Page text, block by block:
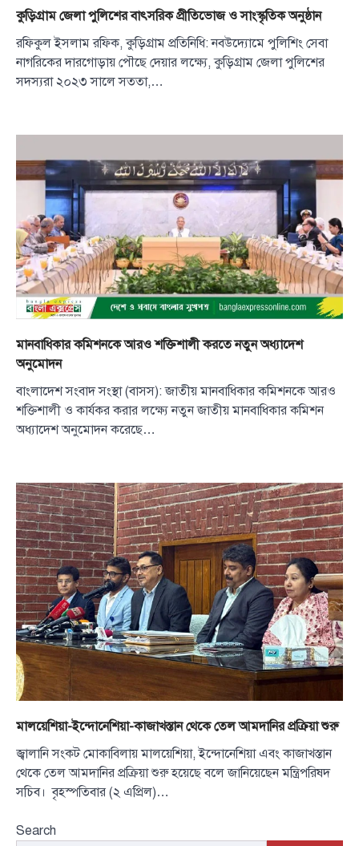
কুড়িগ্রাম জেলা পুলিশের বাৎসরিক প্রীতিভোজ ও সাংস্কৃতিক অনুষ্ঠান
রফিকুল ইসলাম রফিক, কুড়িগ্রাম প্রতিনিধি: নবউদ্যোমে পুলিশিং সেবা
নাগরিকের দারগোড়ায় পৌছে দেয়ার লক্ষ্যে, কুড়িগ্রাম জেলা পুলিশের
সদস্যরা ২০২৩ সালে সততা,…
মানবাধিকার কমিশনকে আরও শক্তিশালী করতে নতুন অধ্যাদেশ
অনুমোদন
বাংলাদেশ সংবাদ সংস্থা (বাসস): জাতীয় মানবাধিকার কমিশনকে আরও
শক্তিশালী ও কার্যকর করার লক্ষ্যে নতুন জাতীয় মানবাধিকার কমিশন
অধ্যাদেশ অনুমোদন করেছে…
মালয়েশিয়া-ইন্দোনেশিয়া-কাজাখস্তান থেকে তেল আমদানির প্রক্রিয়া শুরু
জ্বালানি সংকট মোকাবিলায় মালয়েশিয়া, ইন্দোনেশিয়া এবং কাজাখস্তান
থেকে তেল আমদানির প্রক্রিয়া শুরু হয়েছে বলে জানিয়েছেন মন্ত্রিপরিষদ
সচিব। বৃহস্পতিবার (২ এপ্রিল)…
Search